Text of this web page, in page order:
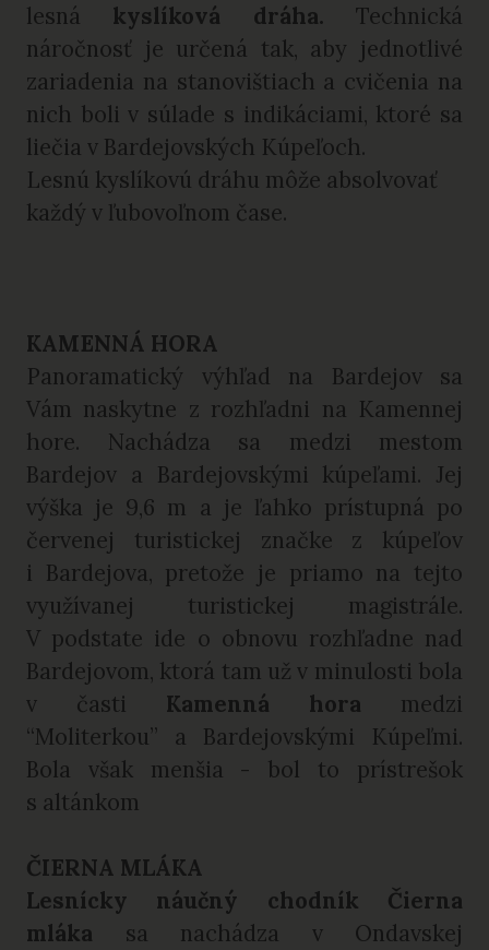
lesná kyslíková dráha.Technická
náročnosť je určená tak, aby jednotlivé
zariadenia na stanovištiach a cvičenia na
nich boli v súlade s indikáciami, ktoré sa
liečia v Bardejovských Kúpeľoch.
Lesnú kyslíkovú dráhu môže absolvovať
každý v ľubovoľnom čase.
KAMENNÁ HORA
Panoramatický výhľad na Bardejov sa
Vám naskytne z rozhľadni na Kamennej
hore. Nachádza sa medzi mestom
Bardejov a Bardejovskými kúpeľami. Jej
výška je 9,6 m a je ľahko prístupná po
červenej turistickej značke z kúpeľov
i Bardejova, pretože je priamo na tejto
využívanej turistickej magistrále.
V podstate ide o obnovu rozhľadne nad
Bardejovom, ktorá tam už v minulosti bola
v časti Kamenná hora medzi
“Moliterkou” a Bardejovskými Kúpeľmi.
Bola však menšia - bol to prístrešok
s altánkom
ČIERNA MLÁKA
Lesnícky náučný chodník Čierna
mláka sa nachádza v Ondavskej